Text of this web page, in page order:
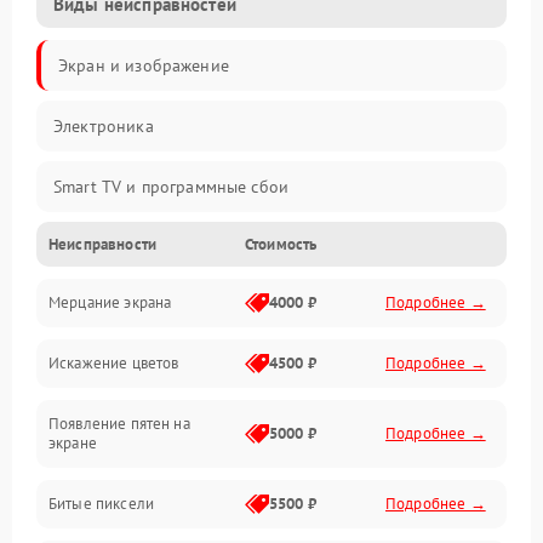
Экран и изображение
Электроника
Smart TV и программные сбои
Питание и запуск
Подсветка и LED-модули
Звук и аудиосистема
Сигнал и приём каналов
Неисправности Стоимость
Мерцание экрана 4000 ₽ Подробнее →
Искажение цветов 4500 ₽ Подробнее →
Появление пятен на
экране
5000 ₽ Подробнее →
Битые пиксели 5500 ₽ Подробнее →